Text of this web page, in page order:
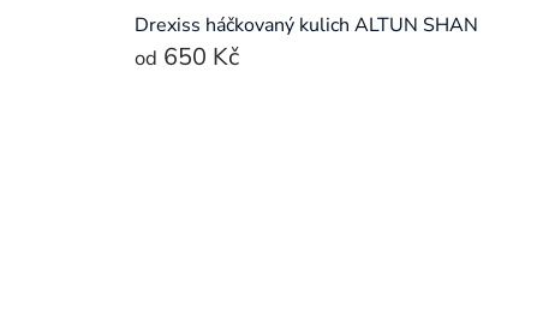
Drexiss háčkovaný kulich ALTUN SHAN
od 650 Kč